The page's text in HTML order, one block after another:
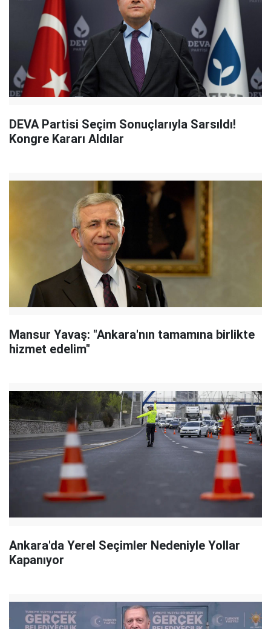
DEVA Partisi Seçim Sonuçlarıyla Sarsıldı!
Kongre Kararı Aldılar
Mansur Yavaş: "Ankara'nın tamamına birlikte
hizmet edelim"
Ankara'da Yerel Seçimler Nedeniyle Yollar
Kapanıyor